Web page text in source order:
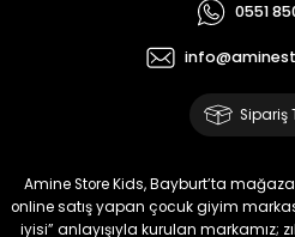
₺
Koren Kız Çocuk ve Bebek Tayt
₺ 320
₺ 250
Yeni
Koren
₺ 320
₺ 250
0551
Sipariş
Amine Store Kids, Bayburt’ta
online satış yapan çocuk giyim
iyisi” anlayışıyla kurulan markamız;